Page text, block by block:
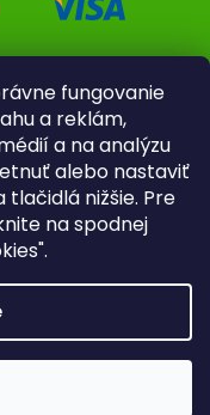
fungovanie
a reklám,
a na analýzu
alebo nastaviť
nižšie. Pre
na spodnej
vyhradené.